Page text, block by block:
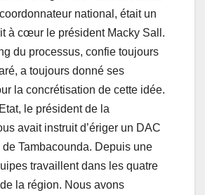
national, était un
à cœur le président Macky Sall.
du processus, confie toujours
a toujours donné ses
la concrétisation de cette idée.
le président de la
avait instruit d’ériger un DAC
Tambacounda. Depuis une
travaillent dans les quatre
la région. Nous avons